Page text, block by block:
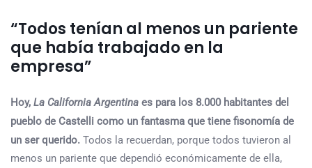
“Todos tenían al menos un pariente
que había trabajado en la
empresa”
Hoy, La California Argentina es para los 8.000 habitantes del
pueblo de Castelli como un fantasma que tiene fisonomía de
un ser querido. Todos la recuerdan, porque todos tuvieron al
menos un pariente que dependió económicamente de ella,